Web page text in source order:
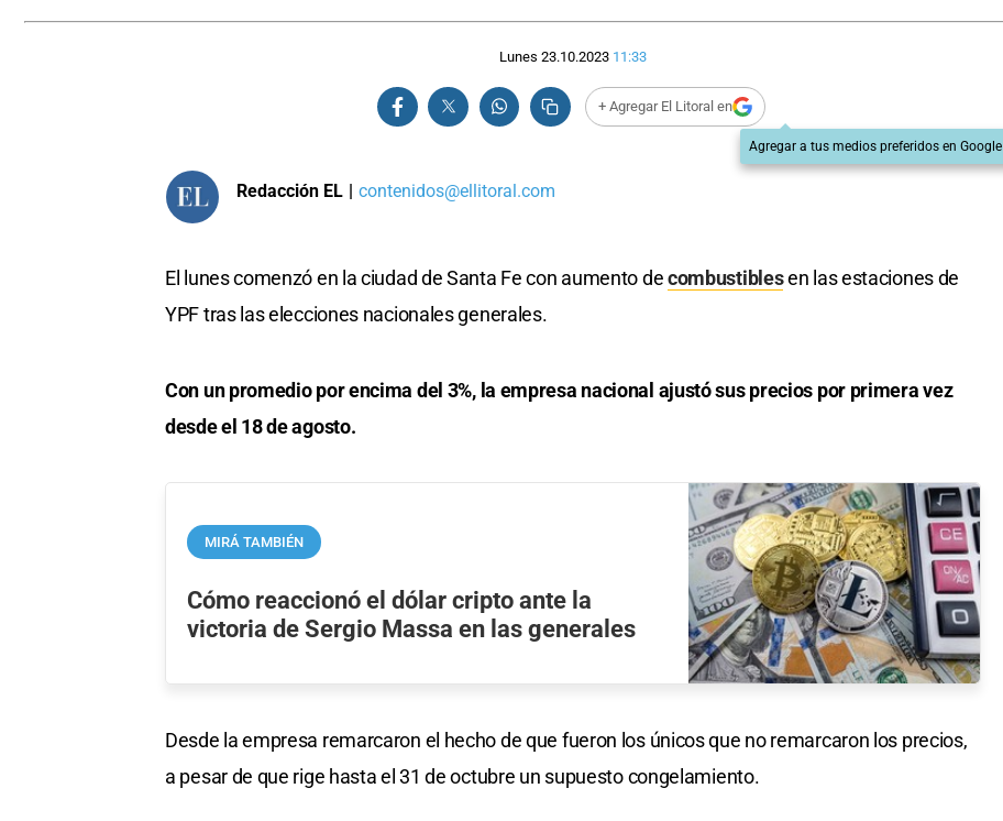
Lunes 23.10.2023 11:33
+ Agregar El Litoral en
Agregar a tus medios preferidos en Google
Redacción EL | contenidos@ellitoral.com
El lunes comenzó en la ciudad de Santa Fe con aumento decombustiblesen las estaciones de
YPF tras las elecciones nacionales generales.
Con un promedio por encima del 3%, la empresa nacional ajustó sus precios por primera vez
desde el 18 de agosto.
MIRÁ TAMBIÉN
Cómo reaccionó el dólar cripto ante la
victoria de Sergio Massa en las generales
Desde la empresa remarcaron el hecho de que fueron los únicos que no remarcaron los precios,
a pesar de que rige hasta el 31 de octubre un supuesto congelamiento.